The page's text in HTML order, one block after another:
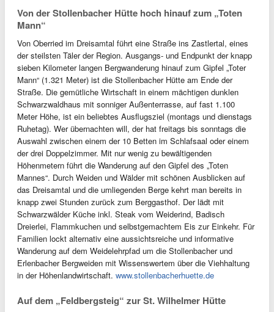
Von der Stollenbacher Hütte hoch hinauf zum „Toten
Mann“
Von Oberried im Dreisamtal führt eine Straße ins Zastlertal, eines
der steilsten Täler der Region. Ausgangs- und Endpunkt der knapp
sieben Kilometer langen Bergwanderung hinauf zum Gipfel „Toter
Mann“ (1.321 Meter) ist die Stollenbacher Hütte am Ende der
Straße. Die gemütliche Wirtschaft in einem mächtigen dunklen
Schwarzwaldhaus mit sonniger Außenterrasse, auf fast 1.100
Meter Höhe, ist ein beliebtes Ausflugsziel (montags und dienstags
Ruhetag). Wer übernachten will, der hat freitags bis sonntags die
Auswahl zwischen einem der 10 Betten im Schlafsaal oder einem
der drei Doppelzimmer. Mit nur wenig zu bewältigenden
Höhenmetern führt die Wanderung auf den Gipfel des „Toten
Mannes“. Durch Weiden und Wälder mit schönen Ausblicken auf
das Dreisamtal und die umliegenden Berge kehrt man bereits in
knapp zwei Stunden zurück zum Berggasthof. Der lädt mit
Schwarzwälder Küche inkl. Steak vom Weiderind, Badisch
Dreierlei, Flammkuchen und selbstgemachtem Eis zur Einkehr. Für
Familien lockt alternativ eine aussichtsreiche und informative
Wanderung auf dem Weidelehrpfad um die Stollenbacher und
Erlenbacher Bergweiden mit Wissenswertem über die Viehhaltung
in der Höhenlandwirtschaft. www.stollenbacherhuette.de
Auf dem „Feldbergsteig“ zur St. Wilhelmer Hütte